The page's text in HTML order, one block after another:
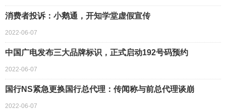
消费者投诉：小鹅通，开知学堂虚假宣传
2022-06-07
中国广电发布三大品牌标识，正式启动192号码预约
2022-06-07
国行NS紧急更换国行总代理：传闻称与前总代理谈崩
2022-06-07